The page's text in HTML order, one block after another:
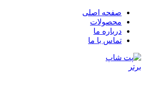
صفحه اصلی
محصولات
درباره ما
تماس با ما